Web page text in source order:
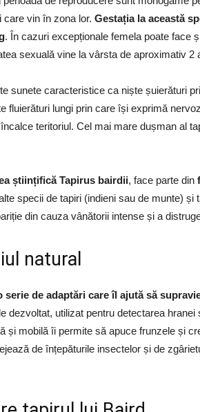
care vin în zona lor. Gestația la această
. În cazuri excepționale femela poate face
sexuală vine la vârsta de aproximativ 2
sunete caracteristice ca niște șuierături
fluierături lungi prin care își exprimă
teritoriul. Cel mai mare dușman al
științifică Tapirus bairdii, face parte din
specii de tapiri (indieni sau de munte) și
din cauza vânătorii intense și a
natural
serie de adaptări care îl ajută să
dezvoltat, utilizat pentru detectarea hranei
și mobilă îi permite să apuce frunzele și
de înțepăturile insectelor și de